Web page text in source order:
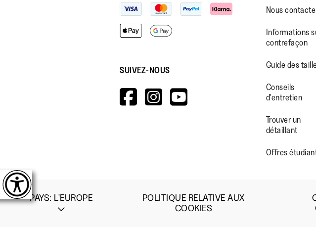
SUIVEZ-NOUS
HTTPS://
V=WALL&VIEWAS=0
HTTPS://HTTPS://
Nous
Informations
contrefaçon
Guide des
Conseils
d'entretien
Trouver un
détaillant
Offres
PAYS: L'EUROPE
POLITIQUE RELATIVE AUX
COOKIES